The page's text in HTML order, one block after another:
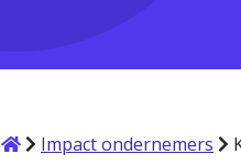
HomeImpact ondernemers